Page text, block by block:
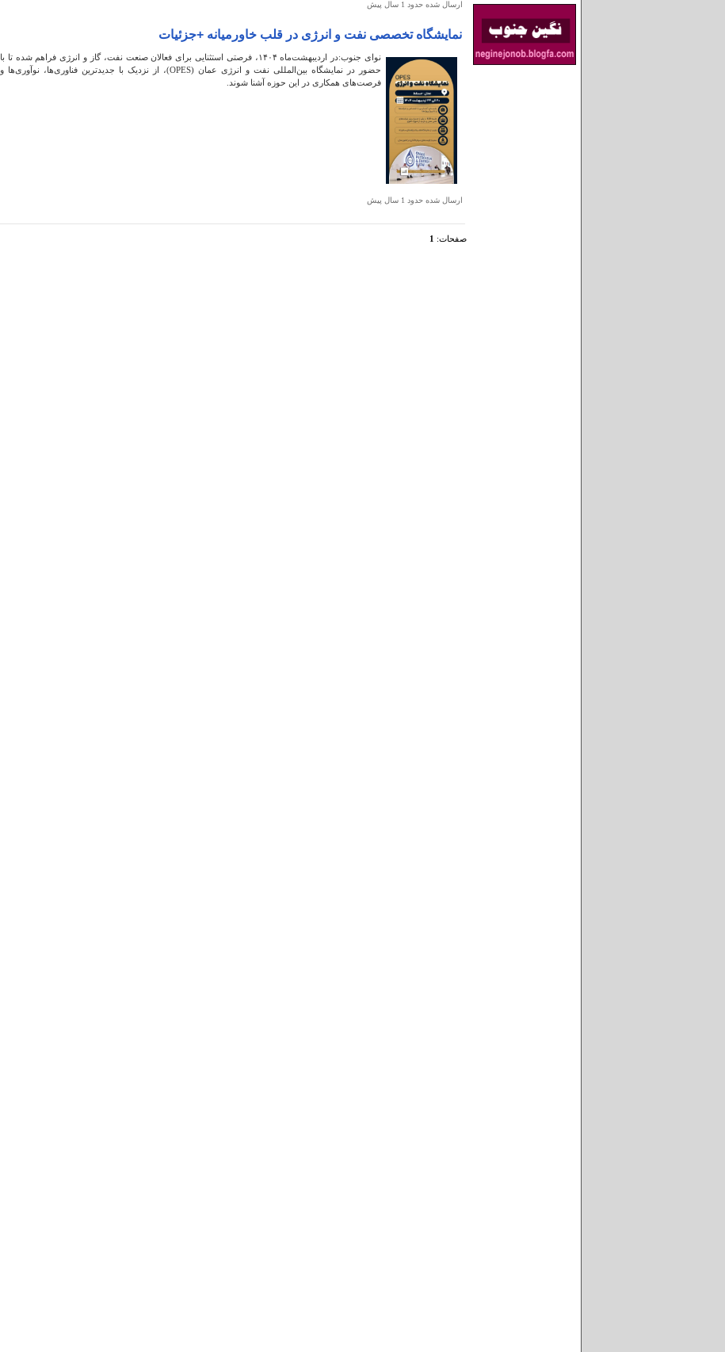
ارسال شده حدود 1 سال پيش
نمایشگاه تخصصی نفت و انرژی در قلب خاورمیانه +جزئیات
نوای جنوب:در اردیبهشت‌ماه ۱۴۰۴، فرصتی استثنایی برای فعالان صنعت نفت، گاز و انرژی فراهم شده تا با
حضور در نمایشگاه بین‌المللی نفت و انرژی عمان (OPES)، از نزدیک با جدیدترین فناوری‌ها، نوآوری‌ها و
فرصت‌های همکاری در این حوزه آشنا شوند.
ارسال شده حدود 1 سال پيش
صفحات: 1